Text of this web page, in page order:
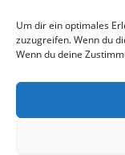
Um dir ein optimales
zuzugreifen. Wenn du
Wenn du deine